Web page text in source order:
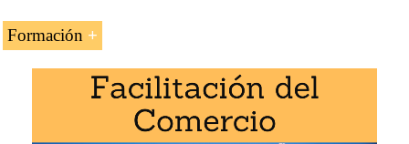
Formación
La asignatura «Certificado de Transporte del Transitario
(FIATA FCT)» se estudia en los siguientes programas de
EENI Global Business School: